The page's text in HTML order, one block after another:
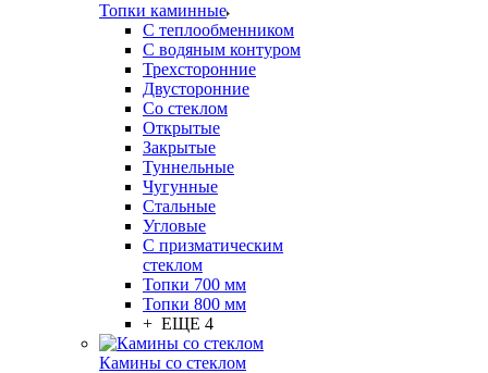
Топки каминные
С теплообменником
С водяным контуром
Трехсторонние
Двусторонние
Со стеклом
Открытые
Закрытые
Туннельные
Чугунные
Стальные
Угловые
С призматическим
стеклом
Топки 700 мм
Топки 800 мм
+ ЕЩЕ 4
Камины со стеклом